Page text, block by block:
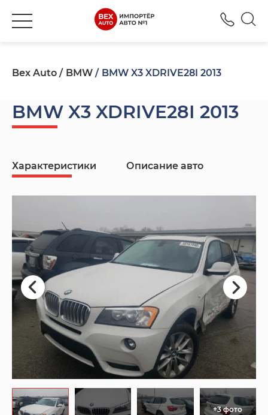
Bex Auto BMW BMW X3 XDRIVE28I 2013
BMW X3 XDRIVE28I 2013
Характеристики Описание авто
+3 фото